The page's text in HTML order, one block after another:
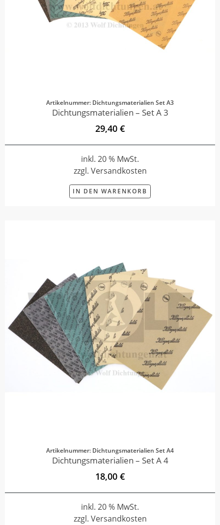
Artikelnummer: Dichtungsmaterialien Set A3
Dichtungsmaterialien – Set A 3
29,40 €
inkl. 20 % MwSt.
zzgl. Versandkosten
IN DEN WARENKORB
Artikelnummer: Dichtungsmaterialien Set A4
Dichtungsmaterialien – Set A 4
18,00 €
inkl. 20 % MwSt.
zzgl. Versandkosten